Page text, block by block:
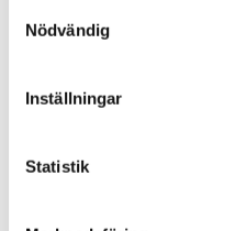
Nödvändig
Inställningar
Statistik
multimeter som har
OX9302-BUS har även
förekommande